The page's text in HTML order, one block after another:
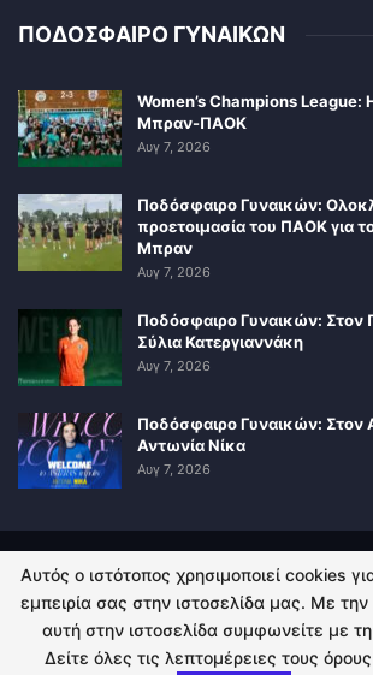
ΠΟΔΟΣΦΑΙΡΟ ΓΥΝΑΙΚΩΝ
Women’s Champions League:
Μπραν-ΠΑΟΚ
Αυγ 7, 2026
Ποδόσφαιρο Γυναικών:
προετοιμασία του ΠΑΟΚ για
Μπραν
Αυγ 7, 2026
Ποδόσφαιρο Γυναικών: Στον
Σύλια Κατεργιαννάκη
Αυγ 7, 2026
Ποδόσφαιρο Γυναικών: Στον
Αντωνία Νίκα
Αυγ 7, 2026
ΠΟΛΙΤΙΚΗ ΑΠΟΡΡΗΤΟΥ
© 2026 - Kingsport.gr. All Rights
Αυτός ο ιστότοπος χρησιμοποιεί cookies
εμπειρία σας στην ιστοσελίδα μας. Με
αυτή στην ιστοσελίδα συμφωνείτε με
Δείτε όλες τις λεπτομέρειες τους